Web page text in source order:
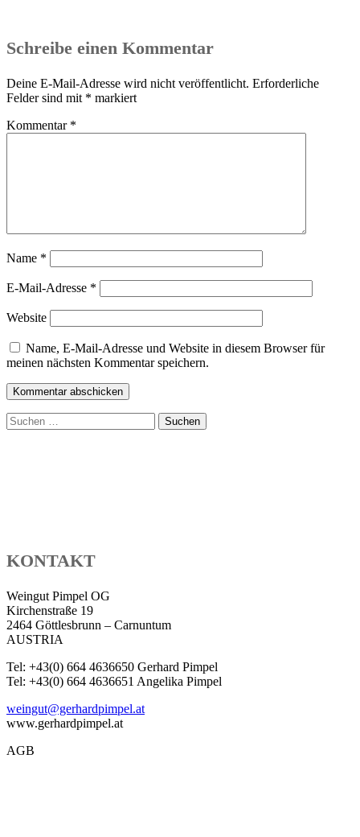
Schreibe einen Kommentar
Deine E-Mail-Adresse wird nicht veröffentlicht. Erforderliche
Felder sind mit * markiert
Kommentar *
Name *
E-Mail-Adresse *
Website
Name, E-Mail-Adresse und Website in diesem Browser für
meinen nächsten Kommentar speichern.
Suchen
nach:
KONTAKT
Weingut Pimpel OG
Kirchenstraße 19
2464 Göttlesbrunn – Carnuntum
AUSTRIA
Tel: +43(0) 664 4636650 Gerhard Pimpel
Tel: +43(0) 664 4636651 Angelika Pimpel
weingut@gerhardpimpel.at
www.gerhardpimpel.at
AGB